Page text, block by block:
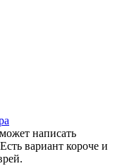
написать
вариант короче и